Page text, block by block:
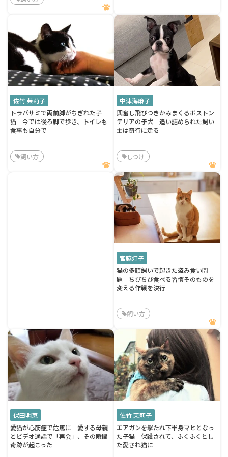
佐竹 茉莉子
トラバサミで両前脚がちぎれた子
猫 今では後ろ脚で歩き、トイレも
食事も自分で
飼い方
中津海麻子
興奮し飛びつきかみまくるボストン
テリアの子犬 追い詰められた飼い
主は奇行に走る
しつけ
宮脇灯子
猫の多頭飼いで起きた盗み食い問
題 ちびちび食べる習慣そのものを
変える作戦を決行
飼い方
保田明恵
愛猫が心筋症で危篤に 愛する母親
とビデオ通話で「再会」、その瞬間
奇跡が起こった
佐竹 茉莉子
エアガンを撃たれ下半身マヒとなっ
た子猫 保護されて、ふくふくとし
た愛され猫に